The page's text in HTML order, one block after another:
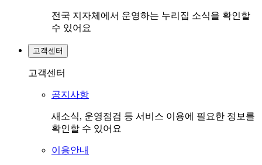
전국 지자체에서 운영하는 누리집 소식을 확인할
수 있어요
고객센터
고객센터
공지사항
새소식, 운영점검 등 서비스 이용에 필요한 정보를
확인할 수 있어요
이용안내